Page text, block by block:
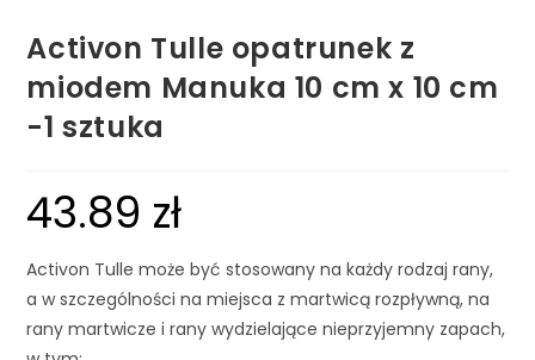
Activon Tulle opatrunek z
miodem Manuka 10 cm x 10 cm
-1 sztuka
43.89 zł
Activon Tulle może być stosowany na każdy rodzaj rany,
a w szczególności na miejsca z martwicą rozpływną, na
rany martwicze i rany wydzielające nieprzyjemny zapach,